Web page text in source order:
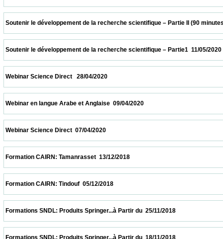
Soutenir le développement de la recherche scientifique – Partie II
Soutenir le développement de la recherche scientifique –
Webinar Science Direct   28/04/2020
Webinar en langue Arabe et Anglaise  09/04/2020
Webinar Science Direct  07/04/2020
Formation CAIRN: Tamanrasset  13/12/2018
Formation CAIRN: Tindouf  05/12/2018
Formations SNDL: Produits Springer...à Partir du  25/11/2018
Formations SNDL: Produits Springer...à Partir du  18/11/2018